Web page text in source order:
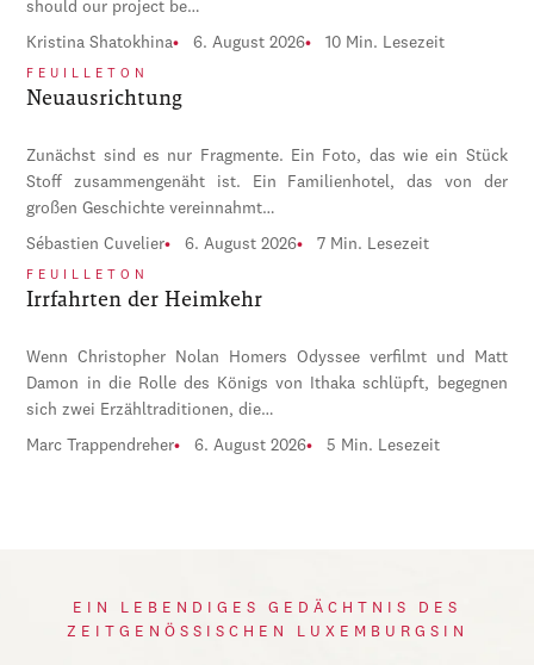
should our project be…
Kristina Shatokhina 6. August 2026 10 Min. Lesezeit
FEUILLETON
Neuausrichtung
Zunächst sind es nur Fragmente. Ein Foto, das wie ein Stück
Stoff zusammengenäht ist. Ein Familienhotel, das von der
großen Geschichte vereinnahmt…
Sébastien Cuvelier 6. August 2026 7 Min. Lesezeit
FEUILLETON
Irrfahrten der Heimkehr
Wenn Christopher Nolan Homers Odyssee verfilmt und Matt
Damon in die Rolle des Königs von Ithaka schlüpft, begegnen
sich zwei Erzähltraditionen, die…
Marc Trappendreher 6. August 2026 5 Min. Lesezeit
EIN LEBENDIGES GEDÄCHTNIS DES
ZEITGENÖSSISCHEN LUXEMBURGSIN